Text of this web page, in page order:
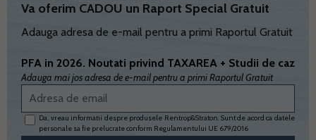
Va oferim CADOU un Raport Special Gratuit
Adauga adresa de e-mail pentru a primi Raportul Gratuit
PFA in 2026. Noutati privind TAXAREA + Studii de caz
Adauga mai jos adresa de e-mail pentru a primi Raportul Gratuit
Da, vreau informatii despre produsele Rentrop&Straton. Sunt de acord ca datele
personale sa fie prelucrate conform Regulamentului UE 679/2016